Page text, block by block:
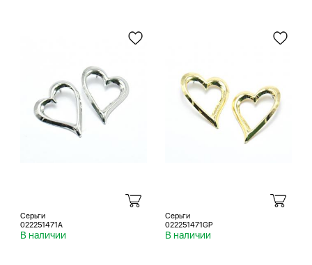
Серьги
022251471A
В наличии
Серьги
022251471GP
В наличии